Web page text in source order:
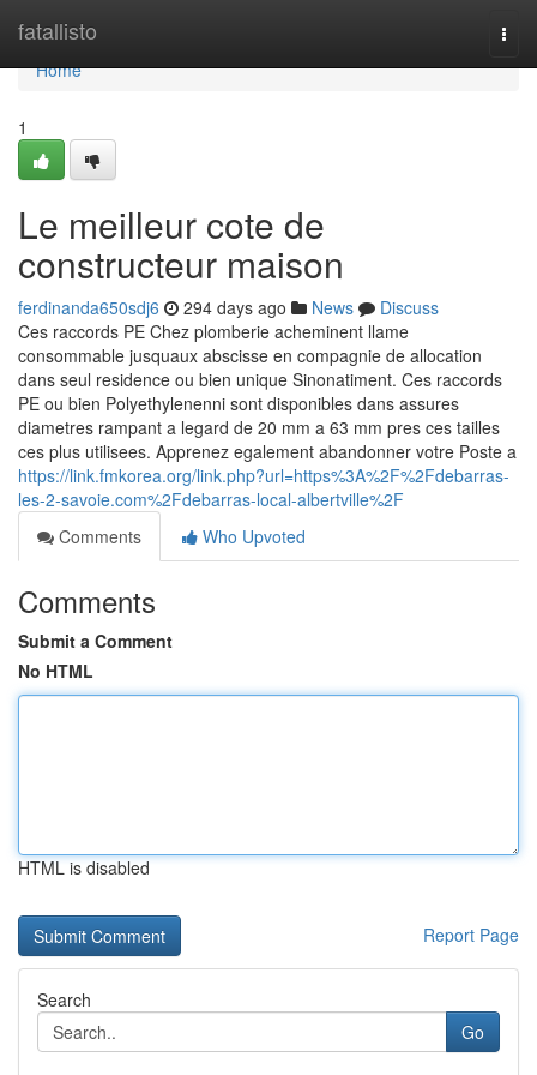
fatallisto
Home
Home
1
Le meilleur cote de
constructeur maison
ferdinanda650sdj6 294 days ago News
Discuss
Ces raccords PE Chez plomberie acheminent llame
consommable jusquaux abscisse en compagnie de allocation
dans seul residence ou bien unique Sinonatiment. Ces raccords
PE ou bien Polyethylenenni sont disponibles dans assures
diametres rampant a legard de 20 mm a 63 mm pres ces tailles
ces plus utilisees. Apprenez egalement abandonner votre Poste a
https://link.fmkorea.org/link.php?url=https%3A%2F%2Fdebarras-
les-2-savoie.com%2Fdebarras-local-albertville%2F
Comments
Who Upvoted
Comments
Submit a Comment
No HTML
HTML is disabled
Report Page
Search
Go